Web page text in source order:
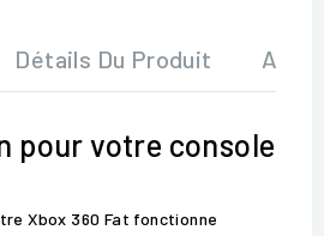
Détails Du Produit Avis
pour votre console
Xbox 360 Fat fonctionne